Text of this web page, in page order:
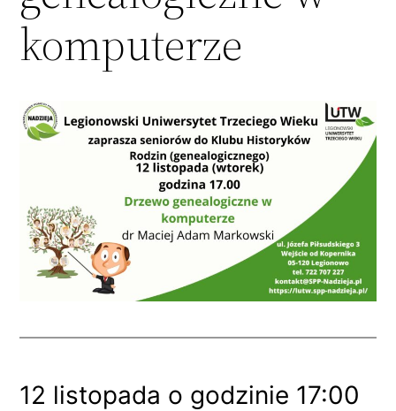
komputerze
12 listopada o godzinie 17:00